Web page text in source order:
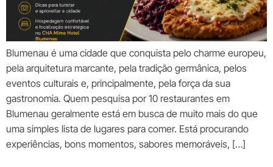
Blumenau é uma cidade que conquista pelo charme europeu,
pela arquitetura marcante, pela tradição germânica, pelos
eventos culturais e, principalmente, pela força da sua
gastronomia. Quem pesquisa por 10 restaurantes em
Blumenau geralmente está em busca de muito mais do que
uma simples lista de lugares para comer. Está procurando
experiências, bons momentos, sabores memoráveis, […]